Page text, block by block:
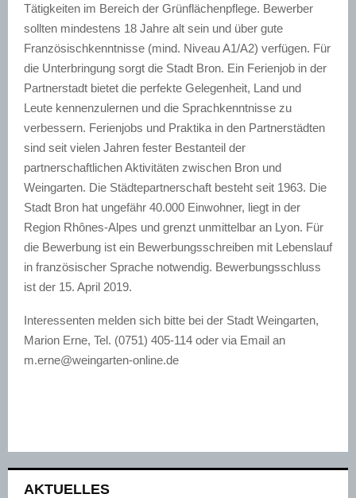
Tätigkeiten im Bereich der Grünflächenpflege. Bewerber
sollten mindestens 18 Jahre alt sein und über gute
Französischkenntnisse (mind. Niveau A1/A2) verfügen. Für
die Unterbringung sorgt die Stadt Bron. Ein Ferienjob in der
Partnerstadt bietet die perfekte Gelegenheit, Land und
Leute kennenzulernen und die Sprachkenntnisse zu
verbessern. Ferienjobs und Praktika in den Partnerstädten
sind seit vielen Jahren fester Bestanteil der
partnerschaftlichen Aktivitäten zwischen Bron und
Weingarten. Die Städtepartnerschaft besteht seit 1963. Die
Stadt Bron hat ungefähr 40.000 Einwohner, liegt in der
Region Rhônes-Alpes und grenzt unmittelbar an Lyon. Für
die Bewerbung ist ein Bewerbungsschreiben mit Lebenslauf
in französischer Sprache notwendig. Bewerbungsschluss
ist der 15. April 2019.
Interessenten melden sich bitte bei der Stadt Weingarten,
Marion Erne, Tel. (0751) 405-114 oder via Email an
m.erne@weingarten-online.de
AKTUELLES